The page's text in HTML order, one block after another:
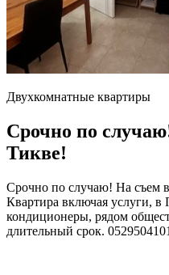
Двухкомнатные квартиры
Срочно по
Тикве!
Срочно по случаю! На съем
Квартира включая услуги,
кондиционеры, рядом
длительный срок. 0529504101